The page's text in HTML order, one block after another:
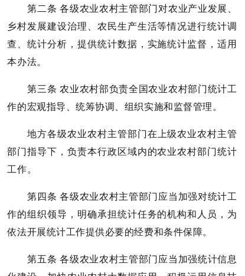
第二条 各级农业农村主管部门对农业产业发展、
乡村发展建设治理、农民生产生活等情况进行统计调
查、统计分析，提供统计数据，实施统计监督，适用
本办法。
第三条 农业农村部负责全国农业农村部门统计工
作的宏观指导、统筹协调、组织实施和监督管理。
地方各级农业农村主管部门在上级农业农村主管
部门指导下，负责本行政区域内的农业农村部门统计
工作。
第四条 各级农业农村主管部门应当加强对统计工
作的组织领导，明确承担统计任务的机构和人员，为
依法开展统计工作提供必要的经费和条件保障。
第五条 各级农业农村主管部门应当加强统计信息